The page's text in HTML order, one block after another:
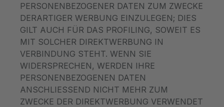
PERSONENBEZOGENER DATEN ZUM ZWECKE
DERARTIGER WERBUNG EINZULEGEN; DIES
GILT AUCH FÜR DAS PROFILING, SOWEIT ES
MIT SOLCHER DIREKTWERBUNG IN
VERBINDUNG STEHT. WENN SIE
WIDERSPRECHEN, WERDEN IHRE
PERSONENBEZOGENEN DATEN
ANSCHLIESSEND NICHT MEHR ZUM
ZWECKE DER DIREKTWERBUNG VERWENDET